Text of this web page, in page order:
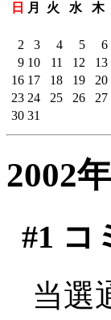
日
月 火 水 木
2
3 4 5 6
9 10 11 12 13
16 17 18 19 20
23 24 25 26 27
30 31
2002
#1 コ
当